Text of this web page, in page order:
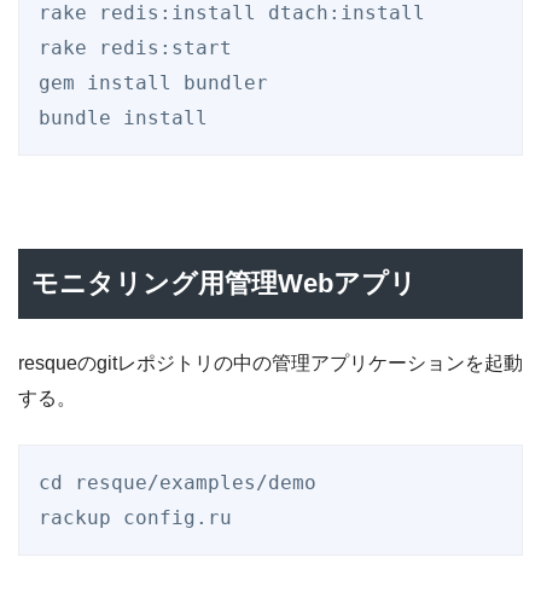
rake redis:install dtach:install
rake redis:start
gem install bundler
モニタリング用管理Webアプリ
resqueのgitレポジトリの中の管理アプリケーションを起動
する。
cd resque/examples/demo